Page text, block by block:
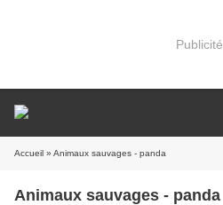
Publicité
Accueil » Animaux sauvages - panda
Animaux sauvages - panda